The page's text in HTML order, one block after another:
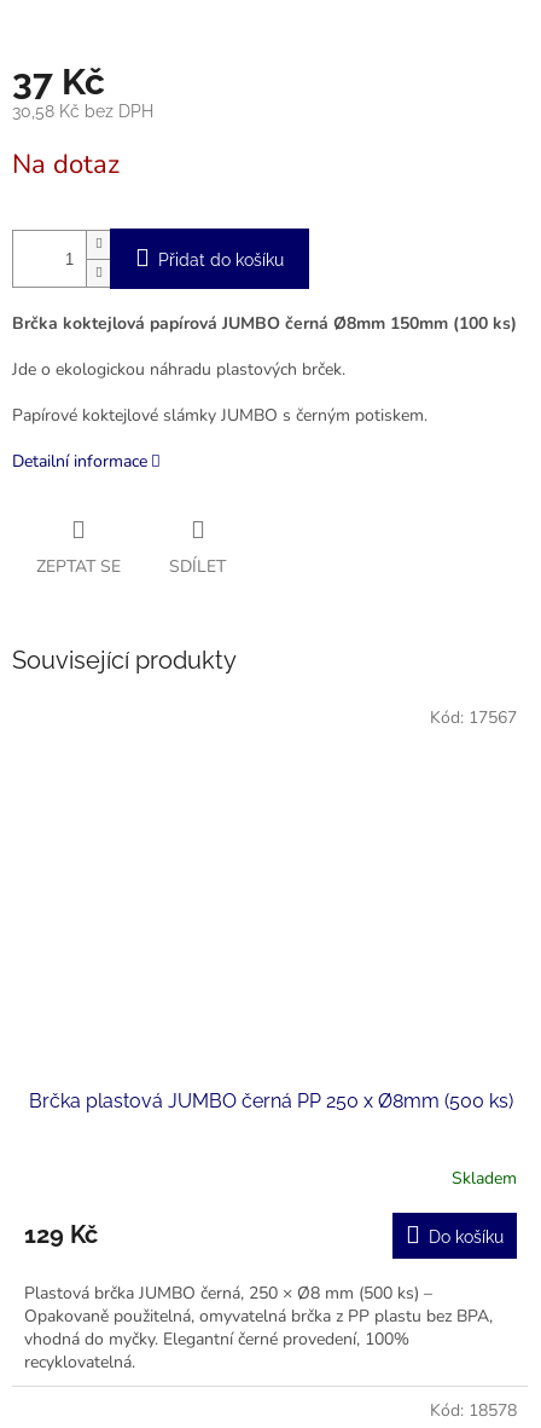
37 Kč
30,58 Kč bez DPH
cena:
Na dotaz
Přidat do košíku
Brčka koktejlová papírová JUMBO černá Ø8mm 150mm (100 ks)
Jde o ekologickou náhradu plastových brček.
Papírové koktejlové slámky JUMBO s černým potiskem.
Detailní informace
ZEPTAT SE SDÍLET
Související produkty
Brčka plastová JUMBO černá PP 250 x Ø8mm (500 ks)
Skladem
129 Kč Do košíku
Plastová brčka JUMBO černá, 250 × Ø8 mm (500 ks) –
Opakovaně použitelná, omyvatelná brčka z PP plastu bez BPA,
vhodná do myčky. Elegantní černé provedení, 100%
recyklovatelná.
Kód: 17567
Kód: 18578